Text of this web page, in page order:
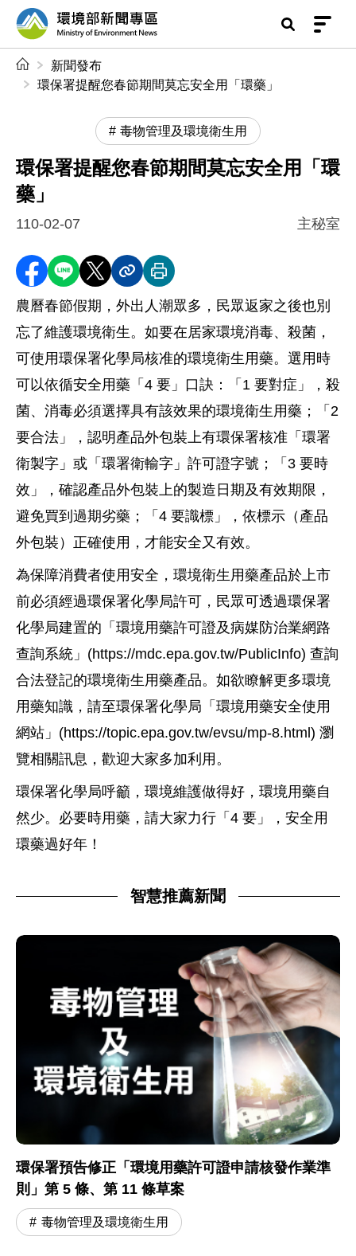
前往中央內容區塊
環境部新聞專區
新聞發布
環保署提醒您春節期間莫忘安全用「環藥」
毒物管理及環境衛生用
環保署提醒您春節期間莫忘安全用「環
藥」
110-02-07 主秘室
分享至 Facebook
分享到 LINE
分享到 X分享內容連結
列印本頁
農曆春節假期，外出人潮眾多，民眾返家之後也別
忘了維護環境衛生。如要在居家環境消毒、殺菌，
可使用環保署化學局核准的環境衛生用藥。選用時
可以依循安全用藥「4 要」口訣：「1 要對症」，殺
菌、消毒必須選擇具有該效果的環境衛生用藥；「2
要合法」，認明產品外包裝上有環保署核准「環署
衛製字」或「環署衛輸字」許可證字號；「3 要時
效」，確認產品外包裝上的製造日期及有效期限，
避免買到過期劣藥；「4 要識標」，依標示（產品
外包裝）正確使用，才能安全又有效。
為保障消費者使用安全，環境衛生用藥產品於上市
前必須經過環保署化學局許可，民眾可透過環保署
化學局建置的「環境用藥許可證及病媒防治業網路
查詢系統」(https://mdc.epa.gov.tw/PublicInfo) 查詢
合法登記的環境衛生用藥產品。如欲瞭解更多環境
用藥知識，請至環保署化學局「環境用藥安全使用
網站」(https://topic.epa.gov.tw/evsu/mp-8.html) 瀏
覽相關訊息，歡迎大家多加利用。
環保署化學局呼籲，環境維護做得好，環境用藥自
然少。必要時用藥，請大家力行「4 要」，安全用
環藥過好年！
智慧推薦新聞
環保署預告修正「環境用藥許可證申請核發作業準
則」第 5 條、第 11 條草案
毒物管理及環境衛生用